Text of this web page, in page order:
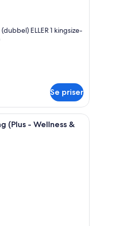
ELLER 1 kingsize-
Se priser
modernt hotellrum med en stor säng,
(Plus - Wellness &